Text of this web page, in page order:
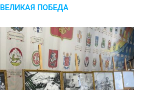
ВЕЛИКАЯ ПОБЕДА